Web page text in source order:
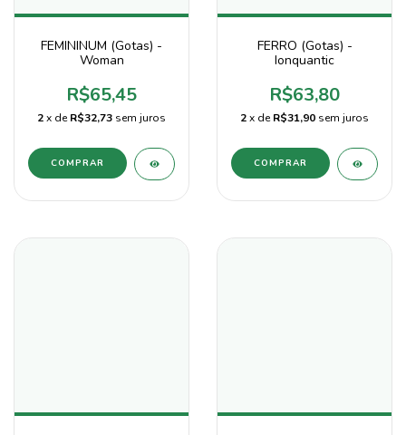
FEMININUM (Gotas) -
Woman
R$65,45
2x deR$32,73 sem juros
FERRO (Gotas) -
Ionquantic
R$63,80
2x deR$31,90 sem juros